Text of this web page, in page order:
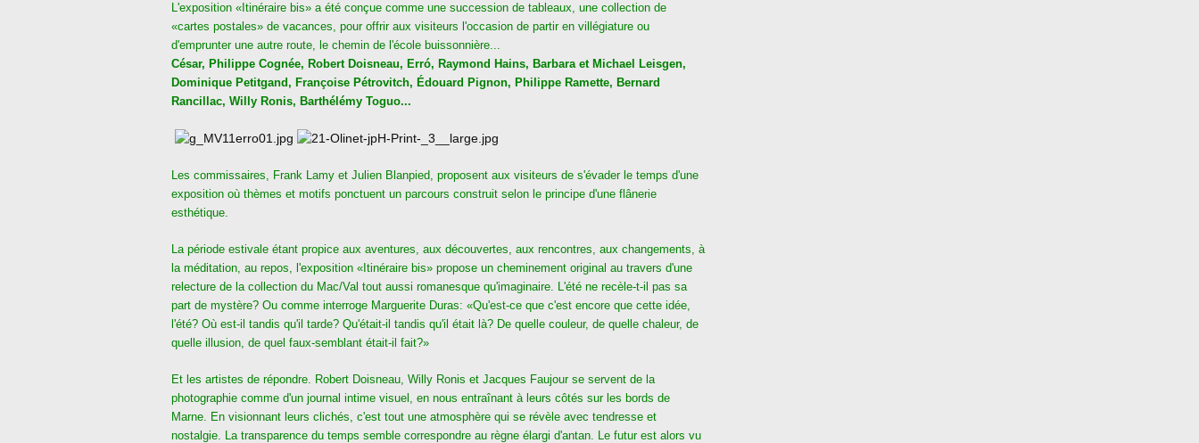
L'exposition «Itinéraire bis» a été conçue comme une succession de tableaux, une collection de
«cartes postales» de vacances, pour offrir aux visiteurs l'occasion de partir en villégiature ou
d'emprunter une autre route, le chemin de l'école buissonnière...
César, Philippe Cognée, Robert Doisneau, Erró, Raymond Hains, Barbara et Michael Leisgen,
Dominique Petitgand, Françoise Pétrovitch, Édouard Pignon, Philippe Ramette, Bernard
Rancillac, Willy Ronis, Barthélémy Toguo...
Les commissaires, Frank Lamy et Julien Blanpied, proposent aux visiteurs de s'évader le temps d'une
exposition où thèmes et motifs ponctuent un parcours construit selon le principe d'une flânerie
esthétique.
La période estivale étant propice aux aventures, aux découvertes, aux rencontres, aux changements, à
la méditation, au repos, l'exposition «Itinéraire bis» propose un cheminement original au travers d'une
relecture de la collection du Mac/Val tout aussi romanesque qu'imaginaire. L'été ne recèle-t-il pas sa
part de mystère? Ou comme interroge Marguerite Duras: «Qu'est-ce que c'est encore que cette idée,
l'été? Où est-il tandis qu'il tarde? Qu'était-il tandis qu'il était là? De quelle couleur, de quelle chaleur, de
quelle illusion, de quel faux-semblant était-il fait?»
Et les artistes de répondre. Robert Doisneau, Willy Ronis et Jacques Faujour se servent de la
photographie comme d'un journal intime visuel, en nous entraînant à leurs côtés sur les bords de
Marne. En visionnant leurs clichés, c'est tout une atmosphère qui se révèle avec tendresse et
nostalgie. La transparence du temps semble correspondre au règne élargi d'antan. Le futur est alors vu